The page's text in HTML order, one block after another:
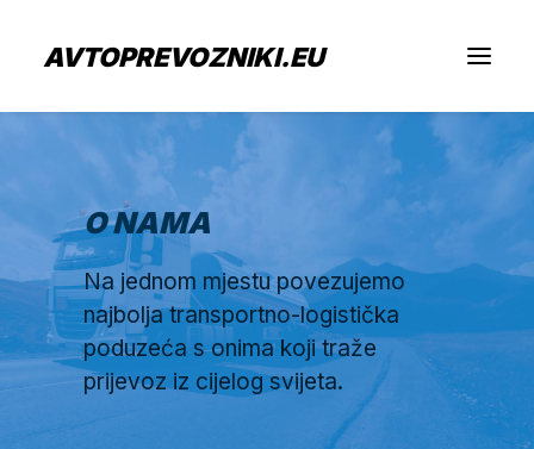
AVTOPREVOZNIKI.EU
Tražim Prijevoz
Sam prijevoznik
Zapošljavanje
O nama
O NAMA
Na jednom mjestu povezujemo
najbolja transportno-logistička
poduzeća s onima koji traže
prijevoz iz cijelog svijeta.